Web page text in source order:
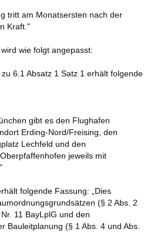
tritt am Monatsersten nach der
Kraft."
wie folgt angepasst:
6.1 Absatz 1 Satz 1 erhält folgende
gibt es den Flughafen
Erding-Nord/Freising, den
Lechfeld und den
jeweils mit
folgende Fassung: „Dies
(§ 2 Abs. 2
11 BayLplG und den
Bauleitplanung (§ 1 Abs. 4 und Abs.